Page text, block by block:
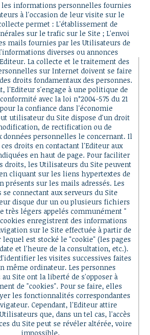
les informations personnelles fournies
à l'occasion de leur visite sur le
permet : L'établissement de
sur le trafic sur le Site ; L'envoi
mails fournies par les Utilisateurs de
diverses ou annonces
La collecte et le traitement des
sur Internet doivent se faire
droits fondamentaux des personnes.
l'Editeur s'engage à une politique de
avec la loi n°2004-575 du 21
la confiance dans l'économie
utilisateur du Site dispose d'un droit
de rectification ou de
données personnelles le concernant. Il
droits en contactant l'Editeur aux
en haut de page. Pour faciliter
droits, les Utilisateurs du Site peuvent
cliquant sur les liens hypertextes de
présents sur les mails adressés. Les
connectant aux serveurs du Site
disque dur un ou plusieurs fichiers
très légers appelés communément "
cookies enregistrent des informations
sur le Site effectuée à partir de
est stocké le "cookie" (les pages
et l'heure de la consultation, etc.).
les visites successives faites
même ordinateur. Les personnes
au Site ont la liberté de s'opposer à
de "cookies". Pour se faire, elles
les fonctionnalités correspondantes
Cependant, l'Editeur attire
que, dans un tel cas, l'accès
du Site peut se révéler altérée, voire
impossible.